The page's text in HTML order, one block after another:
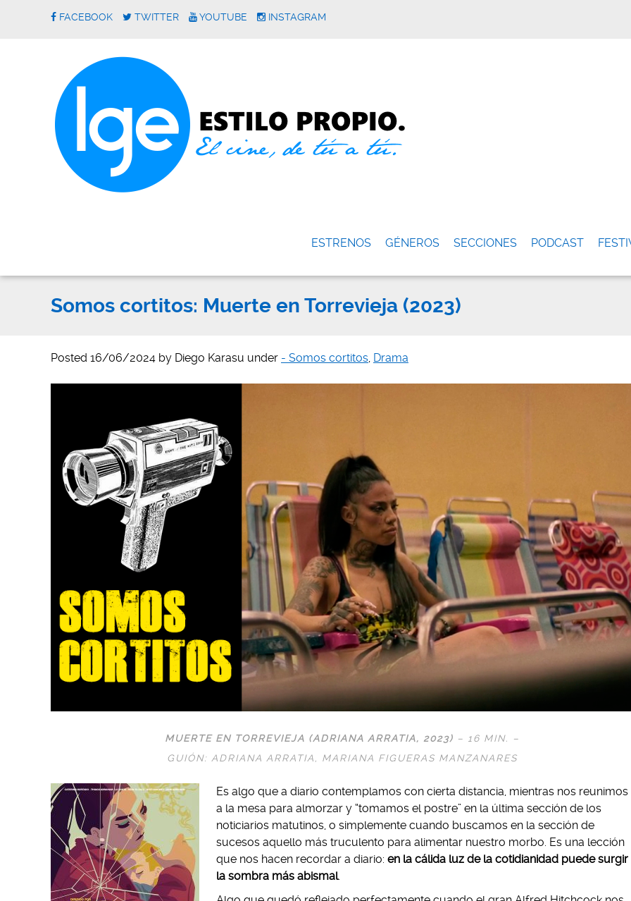
FACEBOOK TWITTER YOUTUBE INSTAGRAM
ESTRENOS GÉNEROS SECCIONES PODCAST
Somos cortitos: Muerte en Torrevieja (2023)
Posted 16/06/2024 by Diego Karasu under - Somos cortitos, Drama
MUERTE EN TORREVIEJA (ADRIANA ARRATIA, 2023) – 16 MIN. –
GUIÓN: ADRIANA ARRATIA, MARIANA FIGUERAS MANZANARES
Es algo que a diario contemplamos con cierta distancia, mientras nos reunimos
a la mesa para almorzar y “tomamos el postre” en la última sección de los
noticiarios matutinos, o simplemente cuando buscamos en la sección de
sucesos aquello más truculento para alimentar nuestro morbo. Es una lección
que nos hacen recordar a diario: en la cálida luz de la cotidianidad puede surgir
la sombra más abismal.